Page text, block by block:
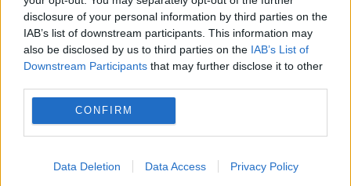
disclosure of your personal information by third parties on the
IAB’s list of downstream participants. This information may
also be disclosed by us to third parties on the IAB’s List of
Downstream Participants that may further disclose it to other
CONFIRM
Data Deletion Data Access Privacy Policy
siguranță pentru piața de energie
electrică. Transelectrica poate limita
consumul între orele 19:00 și 23:00 dacă
apar deficite în sistem
Prețul petrolului a scăzut puternic după
Strâmtoarea Hormuz. Investitorii